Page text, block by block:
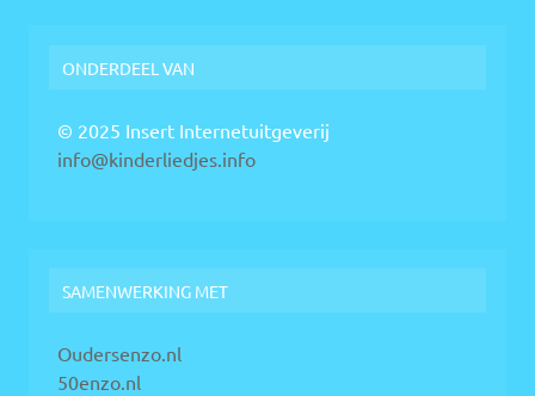
ONDERDEEL VAN
© 2025 Insert Internetuitgeverij
info@kinderliedjes.info
SAMENWERKING MET
Oudersenzo.nl
50enzo.nl